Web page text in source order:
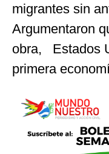
migrantes sin
Argumentaron
obra, Estados
primera